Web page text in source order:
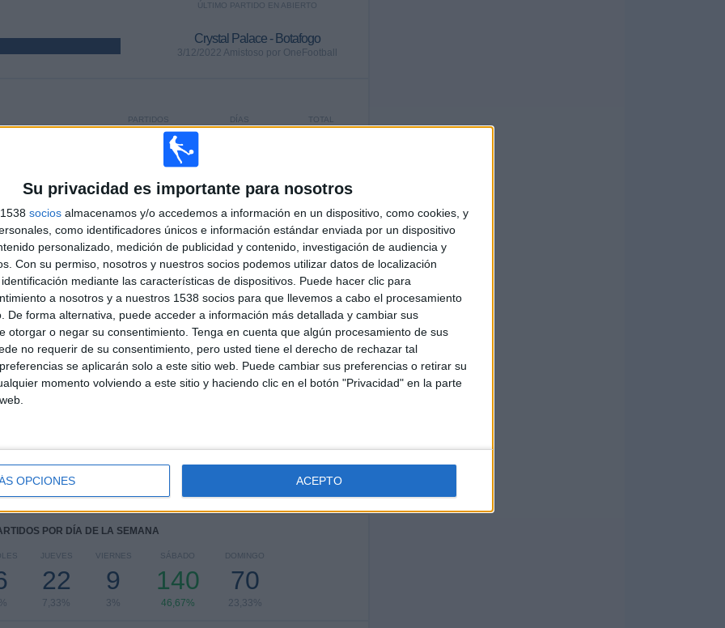
Su privacidad es importante para nosotros
socios almacenamos y/o accedemos a información en un dispositivo, como cookies, y
como identificadores únicos e información estándar enviada por un dispositivo
personalizado, medición de publicidad y contenido, investigación de audiencia y
Con su permiso, nosotros y nuestros socios podemos utilizar datos de localización
mediante las características de dispositivos. Puede hacer clic para
a nosotros y a nuestros 1538 socios para que llevemos a cabo el procesamiento
De forma alternativa, puede acceder a información más detallada y cambiar sus
otorgar o negar su consentimiento. Tenga en cuenta que algún procesamiento de sus
no requerir de su consentimiento, pero usted tiene el derecho de rechazar tal
se aplicarán solo a este sitio web. Puede cambiar sus preferencias o retirar su
momento volviendo a este sitio y haciendo clic en el botón "Privacidad" en la parte
OPCIONES ACEPTO
ÚLTIMO PARTIDO EN ABIERTO
Crystal Palace - Botafogo
3/12/2022 Amistoso por OneFootball
TOTAL
DÍAS
PARTIDOS
174
CONSECUTIVOS
53
RIVALES
20
VS Liverpool
6
COMPETICIONES
RANKING POR COMPETICIONES
EFL Carabao Cup
6 (2%)
POR DÍA DE LA SEMANA
JUEVES
22
7,33%
VIERNES
9
3%
SÁBADO
140
46,67%
DOMINGO
70
23,33%